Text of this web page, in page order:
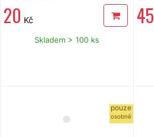
20 Kč
Skladem > 100 ks
45
pouze
osobně